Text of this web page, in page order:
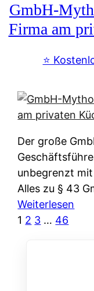
W
e
r
s
i
c
h
e
t
e
u
d
n
w
l
c
h
e
n
t
e
u
e
r
k
l
ä
u
GmbH-
Firma am
⭐️
Der große
unbegrenzt
Alles zu § 43
Weiterlesen
1 2 3 … 46